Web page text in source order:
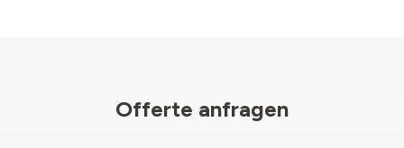
Offerte anfragen